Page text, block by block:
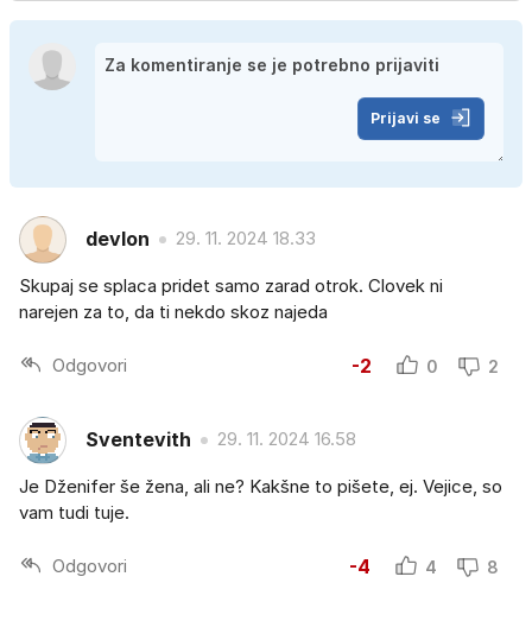
Prijavi se
devlon 29. 11. 2024 18.33
Skupaj se splaca pridet samo zarad otrok. Clovek ni
narejen za to, da ti nekdo skoz najeda
Odgovori -2 0 2
Sventevith 29. 11. 2024 16.58
Je Dženifer še žena, ali ne? Kakšne to pišete, ej. Vejice, so
vam tudi tuje.
Odgovori -4 4 8